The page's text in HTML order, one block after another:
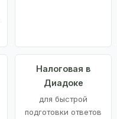
Налоговая в
Диадоке
для быстрой
подготовки ответов